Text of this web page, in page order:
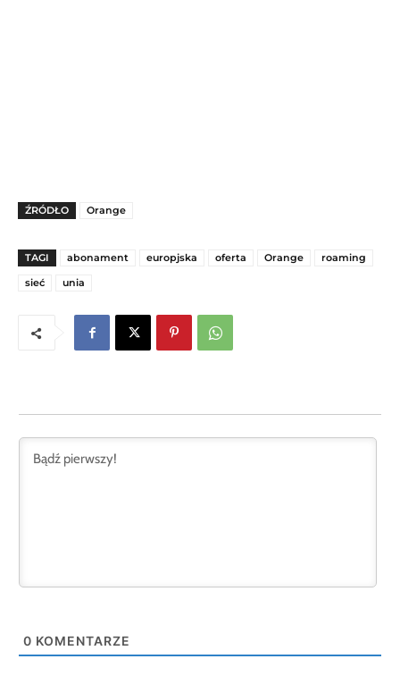
ŹRÓDŁO Orange
TAGI abonament europjska oferta Orange
roaming
sieć
unia
0 KOMENTARZE